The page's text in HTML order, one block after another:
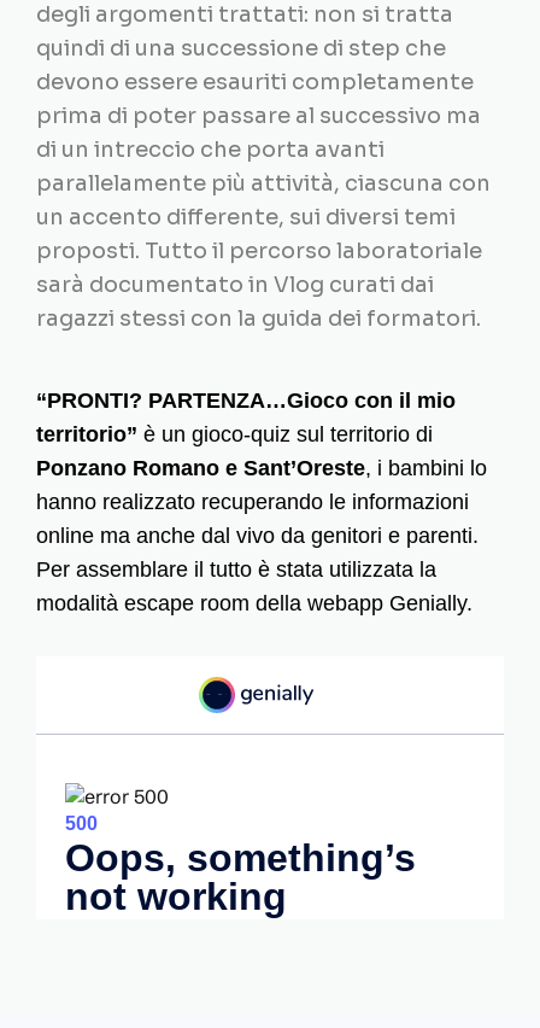
degli argomenti trattati: non si tratta
quindi di una successione di step che
devono essere esauriti completamente
prima di poter passare al successivo ma
di un intreccio che porta avanti
parallelamente più attività, ciascuna con
un accento differente, sui diversi temi
proposti. Tutto il percorso laboratoriale
sarà documentato in Vlog curati dai
ragazzi stessi con la guida dei formatori.
“PRONTI? PARTENZA…Gioco con il mio
territorio” è un gioco-quiz sul territorio di
Ponzano Romano e Sant’Oreste, i bambini lo
hanno realizzato recuperando le informazioni
online ma anche dal vivo da genitori e parenti.
Per assemblare il tutto è stata utilizzata la
modalità escape room della webapp Genially.